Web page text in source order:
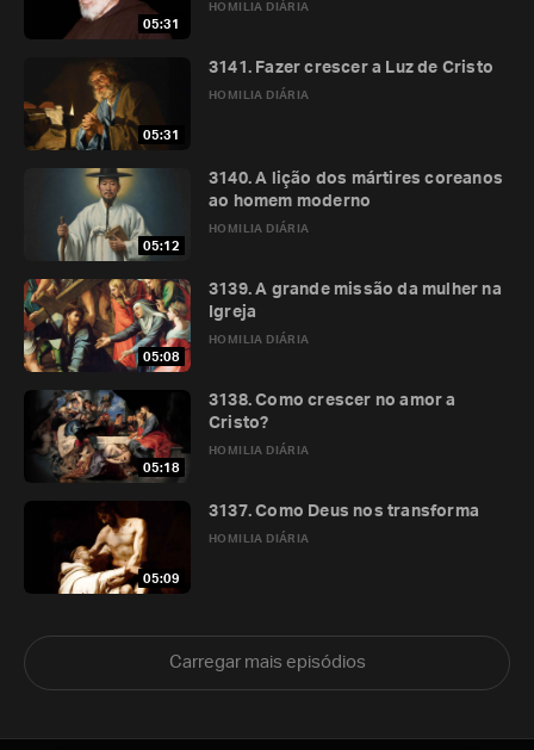
05:31
HOMILIA DIÁRIA
05:31
HOMILIA DIÁRIA
3141. Fazer crescer a Luz de Cristo
05:12
HOMILIA DIÁRIA
3140. A lição dos mártires coreanos
ao homem moderno
05:08
HOMILIA DIÁRIA
3139. A grande missão da mulher na
Igreja
05:18
HOMILIA DIÁRIA
3138. Como crescer no amor a
Cristo?
05:09
HOMILIA DIÁRIA
3137. Como Deus nos transforma
Carregar mais episódios